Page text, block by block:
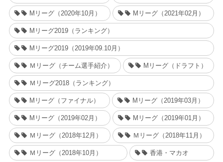
Mリーグ（2020年10月） Mリーグ（2021年02月）
Mリーグ2019（ランキング）
Mリーグ2019（2019年09.10月）
Ｍリーグ（チーム選手紹介） Mリーグ（ドラフト）
Ｍリーグ2018（ランキング）
Mリーグ（ファイナル） Mリーグ（2019年03月）
Mリーグ（2019年02月） Mリーグ（2019年01月）
Ｍリーグ（2018年12月） Ｍリーグ（2018年11月）
Ｍリーグ（2018年10月） 香港・マカオ